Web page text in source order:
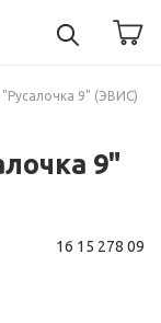
"Русалочка 9" (ЭВИС)
9"
16 15 278 09